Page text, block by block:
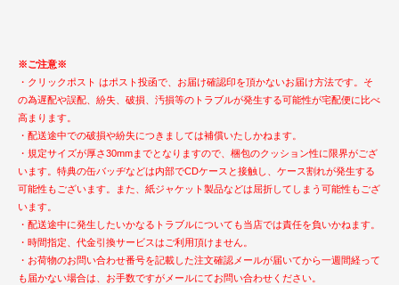
※ご注意※
・クリックポスト はポスト投函で、お届け確認印を頂かないお届け方法です。そ
の為遅配や誤配、紛失、破損、汚損等のトラブルが発生する可能性が宅配便に比べ
高まります。
・配送途中での破損や紛失につきましては補償いたしかねます。
・規定サイズが厚さ30mmまでとなりますので、梱包のクッション性に限界がござ
います。特典の缶バッヂなどは内部でCDケースと接触し、ケース割れが発生する
可能性もございます。また、紙ジャケット製品などは屈折してしまう可能性もござ
います。
・配送途中に発生したいかなるトラブルについても当店では責任を負いかねます。
・時間指定、代金引換サービスはご利用頂けません。
・お荷物のお問い合わせ番号を記載した注文確認メールが届いてから一週間経って
も届かない場合は、お手数ですがメールにてお問い合わせください。